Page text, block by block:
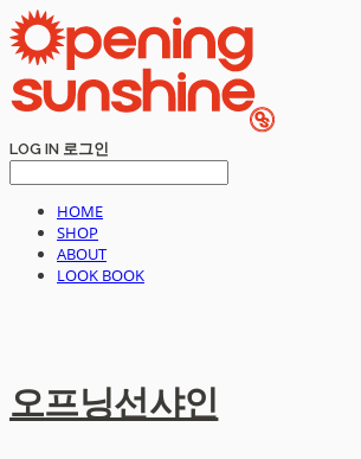
LOG IN 로그인
HOME
SHOP
ABOUT
LOOK BOOK
오프닝선샤인